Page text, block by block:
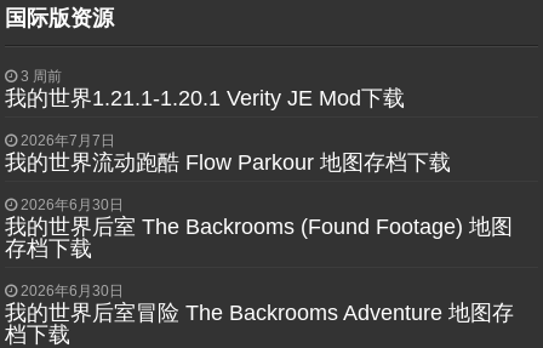
国际版资源
3 周前
我的世界1.21.1-1.20.1 Verity JE Mod下载
2026年7月7日
我的世界流动跑酷 Flow Parkour 地图存档下载
2026年6月30日
我的世界后室 The Backrooms (Found Footage) 地图
存档下载
2026年6月30日
我的世界后室冒险 The Backrooms Adventure 地图存
档下载